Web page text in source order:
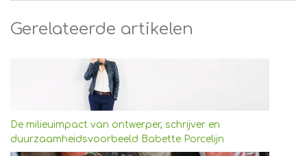
Gerelateerde artikelen
De milieuimpact van ontwerper, schrijver en
duurzaamheidsvoorbeeld Babette Porcelijn